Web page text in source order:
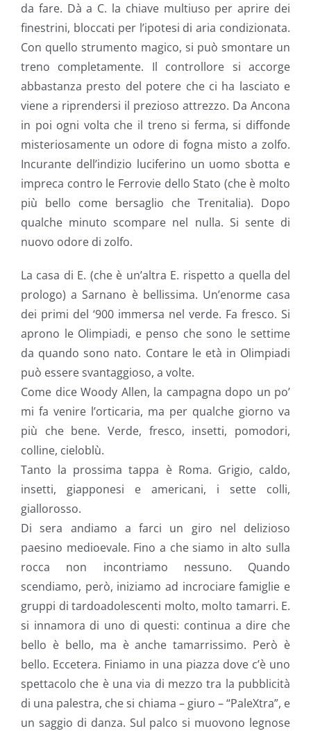
da fare. Dà a C. la chiave multiuso per aprire dei
finestrini, bloccati per l’ipotesi di aria condizionata.
Con quello strumento magico, si può smontare un
treno completamente. Il controllore si accorge
abbastanza presto del potere che ci ha lasciato e
viene a riprendersi il prezioso attrezzo. Da Ancona
in poi ogni volta che il treno si ferma, si diffonde
misteriosamente un odore di fogna misto a zolfo.
Incurante dell’indizio luciferino un uomo sbotta e
impreca contro le Ferrovie dello Stato (che è molto
più bello come bersaglio che Trenitalia). Dopo
qualche minuto scompare nel nulla. Si sente di
nuovo odore di zolfo.
La casa di E. (che è un’altra E. rispetto a quella del
prologo) a Sarnano è bellissima. Un’enorme casa
dei primi del ‘900 immersa nel verde. Fa fresco. Si
aprono le Olimpiadi, e penso che sono le settime
da quando sono nato. Contare le età in Olimpiadi
può essere svantaggioso, a volte.
Come dice Woody Allen, la campagna dopo un po’
mi fa venire l’orticaria, ma per qualche giorno va
più che bene. Verde, fresco, insetti, pomodori,
colline, cieloblù.
Tanto la prossima tappa è Roma. Grigio, caldo,
insetti, giapponesi e americani, i sette colli,
giallorosso.
Di sera andiamo a farci un giro nel delizioso
paesino medioevale. Fino a che siamo in alto sulla
rocca non incontriamo nessuno. Quando
scendiamo, però, iniziamo ad incrociare famiglie e
gruppi di tardoadolescenti molto, molto tamarri. E.
si innamora di uno di questi: continua a dire che
bello è bello, ma è anche tamarrissimo. Però è
bello. Eccetera. Finiamo in una piazza dove c’è uno
spettacolo che è una via di mezzo tra la pubblicità
di una palestra, che si chiama – giuro – “PaleXtra”, e
un saggio di danza. Sul palco si muovono legnose